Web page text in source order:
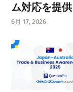
ム対応を提供
6月 17, 2026